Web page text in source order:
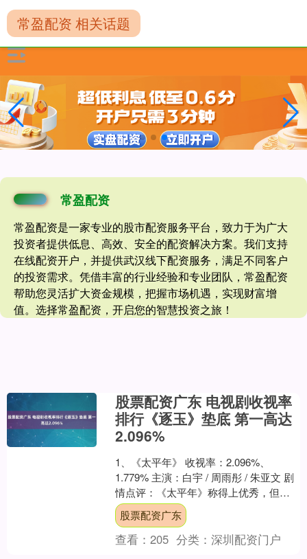
常盈配资
常盈配资是一家专业的股市配资服务平台，致力于为广大
投资者提供低息、高效、安全的配资解决方案。我们支持
在线配资开户，并提供武汉线下配资服务，满足不同客户
的投资需求。凭借丰富的行业经验和专业团队，常盈配资
帮助您灵活扩大资金规模，把握市场机遇，实现财富增
值。选择常盈配资，开启您的智慧投资之旅！
常盈配资 相关话题
股票配资广东 电视剧收视率
排行《逐玉》垫底 第一高达
2.096%
1、《太平年》 收视率：2.096%、
1.779% 主演：白宇 / 周雨彤 / 朱亚文 剧
情点评：《太平年》称得上优秀，但也
不是没有缺点的一部剧。优秀之处在于
制....
股票配资广东
查看：205 分类：深圳配资门户